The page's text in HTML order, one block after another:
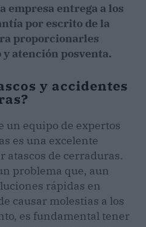
empresa entrega a los
por escrito de la
proporcionarles
atención posventa.
y accidentes
un equipo de expertos
es una excelente
atascos de cerraduras.
problema que, aun
rápidas en
causar molestias a los
es fundamental tener